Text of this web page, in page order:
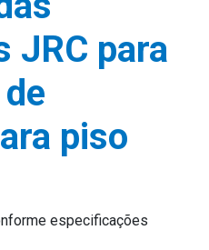
JRC para
piso
especificações